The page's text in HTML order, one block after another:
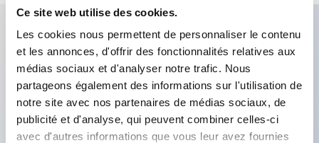
Ce site web utilise des cookies.
Les cookies nous permettent de personnaliser le contenu
et les annonces, d'offrir des fonctionnalités relatives aux
médias sociaux et d'analyser notre trafic. Nous
partageons également des informations sur l'utilisation de
notre site avec nos partenaires de médias sociaux, de
publicité et d'analyse, qui peuvent combiner celles-ci
avec d'autres informations que vous leur avez fournies
Caractéristiques clés
Le montage en groupe serré est possible, et le
montage/démontage de l’unité de contact est
également facile même lors du montage en groupe